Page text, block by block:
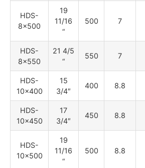
HDS-
8×500
19
11/16
“
500 7
HDS-
8×550
21 4/5
“
550 7
HDS-
10×400
15
3/4″
400 8.8
HDS-
10×450
17
3/4″
450 8.8
HDS-
10×500
19
11/16
“
500 8.8